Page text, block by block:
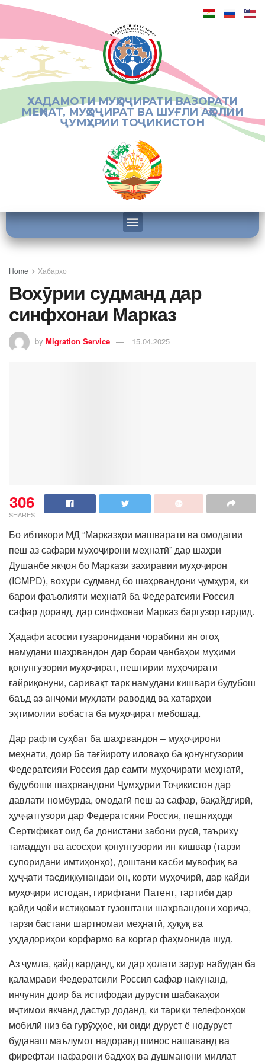
ХАДАМОТИ МУҲОҶИРАТИ ВАЗОРАТИ
МЕҲНАТ, МУҲОҶИРАТ ВА ШУҒЛИ АҲОЛИИ
ҶУМҲУРИИ ТОҶИКИСТОН
Home Хабархо
Вохӯрии судманд дар
синфхонаи Марказ
by Migration Service 15.04.2025
306
SHARES
Бо ибтикори МД “Марказҳои машваратӣ ва омодагии
пеш аз сафари муҳоҷирони меҳнатӣ” дар шаҳри
Душанбе якҷоя бо Маркази захиравии муҳоҷирон
(ICMPD), вохӯри судманд бо шаҳрвандони ҷумҳурӣ, ки
барои фаъолияти меҳнатӣ ба Федератсияи Россия
сафар доранд, дар синфхонаи Марказ баргузор гардид.
Ҳадафи асосии гузаронидани чорабинӣ ин огоҳ
намудани шаҳрвандон дар бораи ҷанбаҳои муҳими
қонунгузории муҳоҷират, пешгирии муҳоҷирати
ғайриқонунӣ, саривақт тарк намудани кишвари будубош
баъд аз анҷоми муҳлати раводид ва хатарҳои
эҳтимолии вобаста ба муҳоҷират мебошад.
Дар рафти суҳбат ба шаҳрвандон – муҳоҷирони
меҳнатӣ, доир ба тағйироту иловаҳо ба қонунгузории
Федератсияи Россия дар самти муҳоҷирати меҳнатӣ,
будубоши шаҳрвандони Ҷумҳурии Тоҷикистон дар
давлати номбурда, омодагӣ пеш аз сафар, бақайдгирӣ,
ҳуҷҷатгузорӣ дар Федератсияи Россия, пешниҳоди
Сертификат оид ба донистани забони русӣ, таъриху
тамаддун ва асосҳои қонунгузории ин кишвар (тарзи
супоридани имтиҳонҳо), доштани касби мувофиқ ва
ҳуҷҷати тасдиқкунандаи он, корти муҳоҷирӣ, дар қайди
муҳоҷирӣ истодан, гирифтани Патент, тартиби дар
қайди ҷойи истиқомат гузоштани шаҳрвандони хориҷа,
тарзи бастани шартномаи меҳнатӣ, ҳуқуқ ва
уҳдадориҳои корфармо ва коргар фаҳмонида шуд.
Аз ҷумла, қайд карданд, ки дар ҳолати зарур набудан ба
қаламрави Федератсияи Россия сафар накунанд,
инчунин доир ба истифодаи дурусти шабакаҳои
иҷтимоӣ якчанд дастур доданд, ки тариқи телефонҳои
мобилӣ низ ба гурӯҳҳое, ки оиди дуруст ё нодуруст
буданаш маълумот надоранд шинос нашаванд ва
фирефтаи нафарони бадхоҳ ва душманони миллат